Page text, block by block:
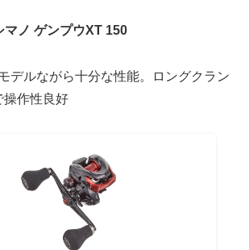
マノ ゲンプウXT 150
デルながら十分な性能。ロングクラン
操作性良好